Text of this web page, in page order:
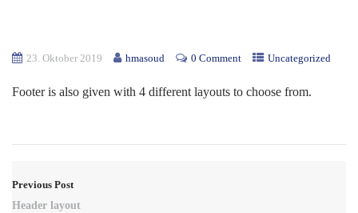
23. Oktober 2019 hmasoud 0 Comment Uncategorized
Footer is also given with 4 different layouts to choose from.
Previous Post
Header layout